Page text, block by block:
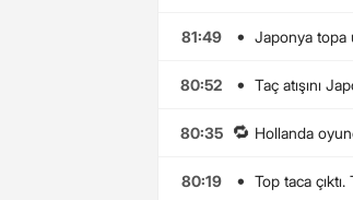
81:49 • Japonya topa
80:52 • Taç atışını
80:35 🔁 Hollanda
80:19 • Top taca